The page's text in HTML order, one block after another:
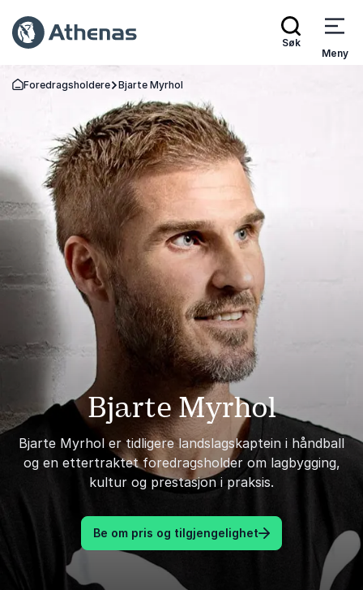
Søk
Meny
Gå tilbake til startsiden
Foredragsholdere Bjarte Myrhol
Bjarte Myrhol
Bjarte Myrhol er tidligere landslagskaptein i håndball
og en ettertraktet foredragsholder om lagbygging,
kultur og prestasjon i praksis.
Be om pris og tilgjengelighet